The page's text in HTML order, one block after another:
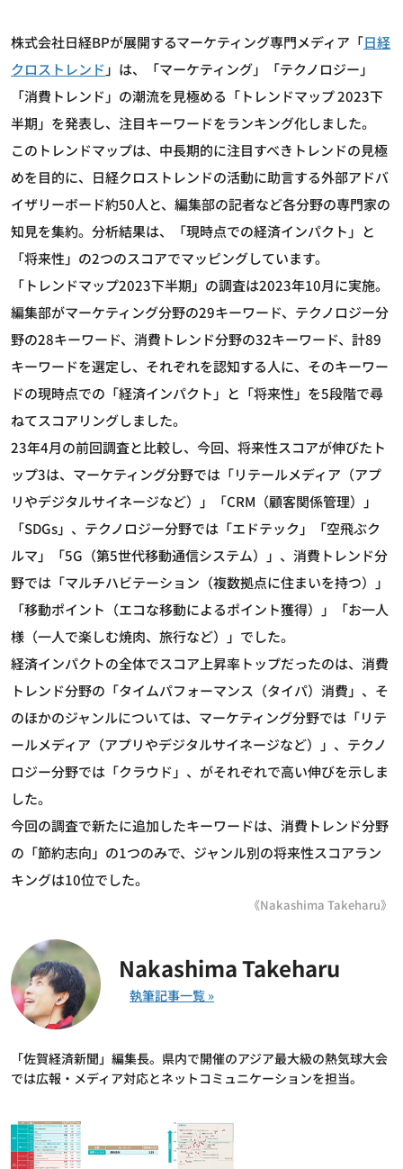
株式会社日経BPが展開するマーケティング専門メディア「日経
クロストレンド 」は、「マーケティング」「テクノロジー」
「消費トレンド」の潮流を見極める「トレンドマップ 2023下
半期」を発表し、注目キーワードをランキング化しました。
このトレンドマップは、中長期的に注目すべきトレンドの見極
めを目的に、日経クロストレンドの活動に助言する外部アドバ
イザリーボード約50人と、編集部の記者など各分野の専門家の
知見を集約。分析結果は、「現時点での経済インパクト」と
「将来性」の2つのスコアでマッピングしています。
「トレンドマップ2023下半期」の調査は2023年10月に実施。
編集部がマーケティング分野の29キーワード、テクノロジー分
野の28キーワード、消費トレンド分野の32キーワード、計89
キーワードを選定し、それぞれを認知する人に、そのキーワー
ドの現時点での「経済インパクト」と「将来性」を5段階で尋
ねてスコアリングしました。
23年4月の前回調査と比較し、今回、将来性スコアが伸びたト
ップ3は、マーケティング分野では「リテールメディア（アプ
リやデジタルサイネージなど）」「CRM（顧客関係管理）」
「SDGs」、テクノロジー分野では「エドテック」「空飛ぶク
ルマ」「5G（第5世代移動通信システム）」、消費トレンド分
野では「マルチハビテーション（複数拠点に住まいを持つ）」
「移動ポイント（エコな移動によるポイント獲得）」「お一人
様（一人で楽しむ焼肉、旅行など）」でした。
経済インパクトの全体でスコア上昇率トップだったのは、消費
トレンド分野の「タイムパフォーマンス（タイパ）消費」、そ
のほかのジャンルについては、マーケティング分野では「リテ
ールメディア（アプリやデジタルサイネージなど）」、テクノ
ロジー分野では「クラウド」、がそれぞれで高い伸びを示しま
した。
今回の調査で新たに追加したキーワードは、消費トレンド分野
の「節約志向」の1つのみで、ジャンル別の将来性スコアラン
キングは10位でした。
《Nakashima Takeharu》
Nakashima Takeharu
「佐賀経済新聞」編集長。県内で開催のアジア最大級の熱気球大会
では広報・メディア対応とネットコミュニケーションを担当。